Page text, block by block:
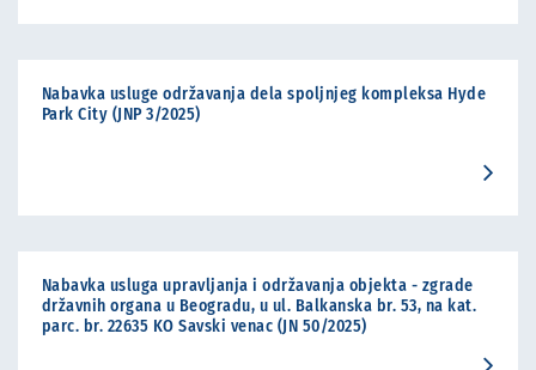
Nabavka usluge održavanja dela spoljnjeg kompleksa Hyde
Park City (JNP 3/2025)
Nabavka usluga upravljanja i održavanja objekta - zgrade
državnih organa u Beogradu, u ul. Balkanska br. 53, na kat.
parc. br. 22635 KO Savski venac (JN 50/2025)